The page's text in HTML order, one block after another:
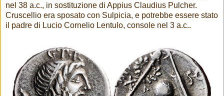
nel 38 a.c., in sostituzione di Appius Claudius Pulcher.
Cruscellio era sposato con Sulpicia, e potrebbe essere stato
il padre di Lucio Cornelio Lentulo, console nel 3 a.c..